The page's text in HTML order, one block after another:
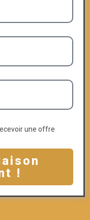
une offre
!